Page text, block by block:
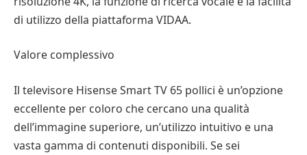
di utilizzo della piattaforma VIDAA.
Valore complessivo
Il televisore Hisense Smart TV 65 pollici è un’opzione
eccellente per coloro che cercano una qualità
dell’immagine superiore, un’utilizzo intuitivo e una
vasta gamma di contenuti disponibili. Se sei